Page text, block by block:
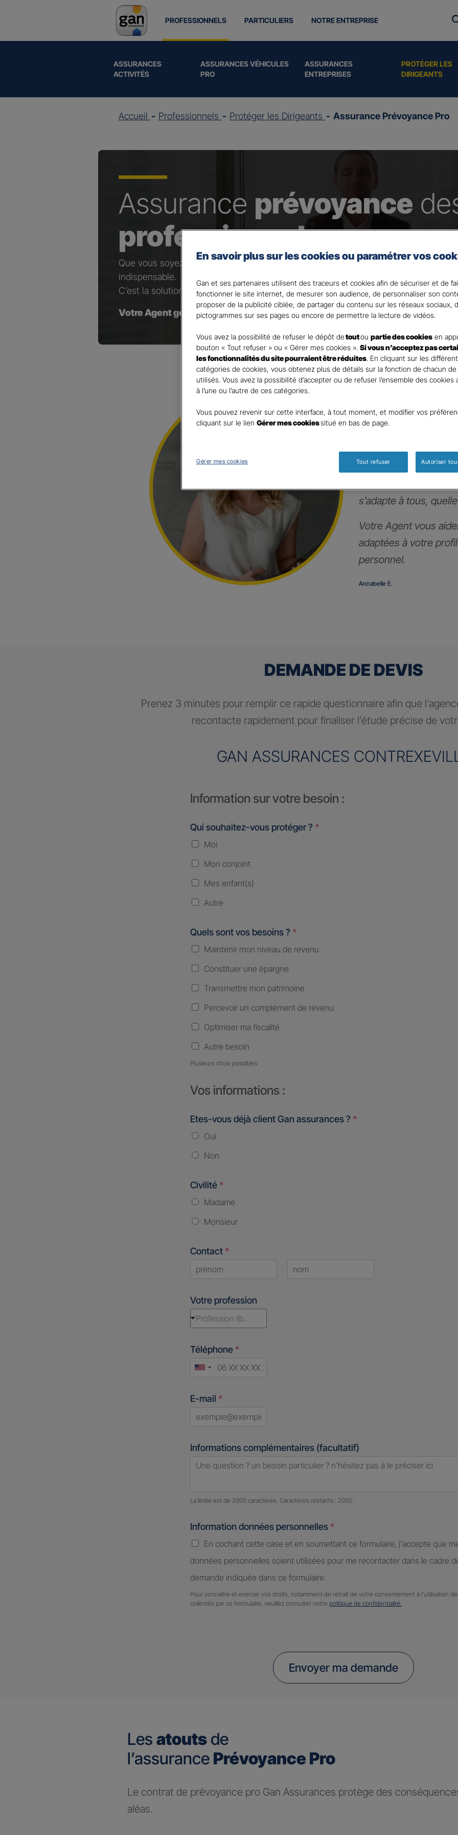
PROFESSIONNELS
ASSURANCES
ACTIVITÉS
ASSURANCES VÉHICULES
PRO
ASSURANCES
ENTREPRISES
PROTÉGER LES
DIRIGEANTS
PARTICULIERS NOTRE ENTREPRISE
Accueil Professionnels Protéger les Dirigeants Assurance Prévoyance Pro
Assurance prévoyance
professionnels
Que vous soyez artisan, commerçant, profession libérale ou exploitant agricole,
indispensable.
C’est la solution pour maintenir votre revenu et pallier les faiblesses de votre
Votre Agent général est à votre disposition pour répondre à toutes vos
d’expert
s’adapte à tous,
Votre Agent vous
adaptées à votre
personnel.
Annabelle E.
DEMANDE DE DEVIS
Prenez 3 minutes pour remplir ce rapide questionnaire afin que
recontacte rapidement pour finaliser l’étude précise de
GAN ASSURANCES
Information sur votre besoin :
Qui souhaitez-vous protéger ? *
Moi
Mon conjoint
Mes enfant(s)
Autre
Quels sont vos besoins ? *
Maintenir mon niveau de revenu
Constituer une épargne
Transmettre mon patrimoine
Percevoir un complément de revenu
Optimiser ma fiscalité
Autre besoin
Plusieurs choix possibles
Vos informations :
Etes-vous déjà client Gan assurances ? *
Oui
Non
Civilité *
Madame
Monsieur
Contact *
Votre profession
Profession libérale
Téléphone *
United
E-mail *
Informations complémentaires (facultatif)
Nombre de caractères restants : 2000 caractères restants
La limite est de 2000 caractères. Caractères restants : 2000.
Information données personnelles *
En cochant cette case et en soumettant ce formulaire, j'accepte que
données personnelles soient utilisées pour me recontacter dans le cadre
demande indiquée dans ce formulaire.
Pour connaitre et exercer vos droits, notamment de retrait de votre consentement à l'utilisation
collectés par ce formulaire, veuillez consulter notre politique de confidentialité.
Envoyer ma demande
Les atoutsde
l’assurance Prévoyance Pro
Le contrat de prévoyance pro Gan Assurances protège des
aléas.
En savoir plus sur les cookies ou paramétrer vos
Gan et ses partenaires utilisent des traceurs et cookies afin de sécuriser et de
fonctionner le site internet, de mesurer son audience, de personnaliser son
proposer de la publicité ciblée, de partager du contenu sur les réseaux sociaux,
pictogrammes sur ses pages ou encore de permettre la lecture de vidéos.
Vous avez la possibilité de refuser le dépôt detoutou partie des cookies en
bouton « Tout refuser » ou « Gérer mes cookies ». Si vous n’acceptez pas
les fonctionnalités du site pourraient être réduites. En cliquant sur les
catégories de cookies, vous obtenez plus de détails sur la fonction de chacun
utilisés. Vous avez la possibilité d’accepter ou de refuser l’ensemble des cookies
à l’une ou l’autre de ces catégories.
Vous pouvez revenir sur cette interface, à tout moment, et modifier vos
cliquant sur le lien Gérer mes cookiessitué en bas de page.
Gérer mes cookies Tout refuser Autoriser